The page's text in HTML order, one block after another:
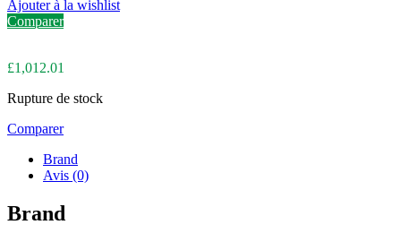
Ajouter à la wishlist
Comparer
£1,012.01
Rupture de stock
Comparer
Brand
Avis (0)
Brand